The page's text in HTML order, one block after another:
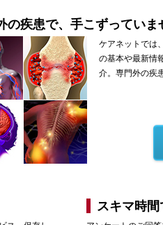
の疾患で、手こずっていま
ケアネットでは
の基本や最新情
介。専門外の疾
スキマ時